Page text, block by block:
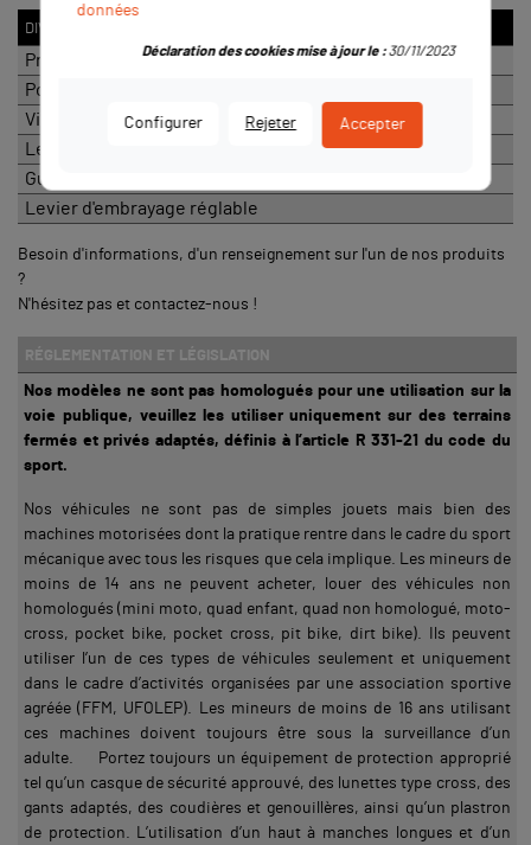
DIVERS
Protection de levier
Poignées souples
Visserie TBHC
Leviers ergonomiques
Guide de chaine nylon
Levier d'embrayage réglable
Besoin d'informations, d'un renseignement sur l'un de nos produits
?
N'hésitez pas et contactez-nous !
RÉGLEMENTATION ET LÉGISLATION
Nos modèles ne sont pas homologués pour une utilisation sur la
voie publique, veuillez les utiliser uniquement sur des terrains
fermés et privés adaptés, définis à l’article R 331-21 du code du
sport.
Nos véhicules ne sont pas de simples jouets mais bien des
machines motorisées dont la pratique rentre dans le cadre du sport
mécanique avec tous les risques que cela implique. Les mineurs de
moins de 14 ans ne peuvent acheter, louer des véhicules non
homologués (mini moto, quad enfant, quad non homologué, moto-
cross, pocket bike, pocket cross, pit bike, dirt bike). Ils peuvent
utiliser l’un de ces types de véhicules seulement et uniquement
dans le cadre d’activités organisées par une association sportive
agréée (FFM, UFOLEP). Les mineurs de moins de 16 ans utilisant
ces machines doivent toujours être sous la surveillance d’un
adulte. Portez toujours un équipement de protection approprié
tel qu’un casque de sécurité approuvé, des lunettes type cross, des
gants adaptés, des coudières et genouillères, ainsi qu’un plastron
de protection. L’utilisation d’un haut à manches longues et d’un
données
Configurer Rejeter Accepter
Déclaration des cookies mise à jour le :30/11/2023